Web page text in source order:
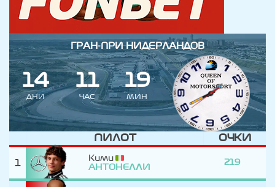
ГРАН-ПРИ НИДЕРЛАНДОВ
14
ДНИ
11
ЧАС
19
МИН
ПИЛОТ ОЧКИ
1
Кими
АНТОНЕЛЛИ
219